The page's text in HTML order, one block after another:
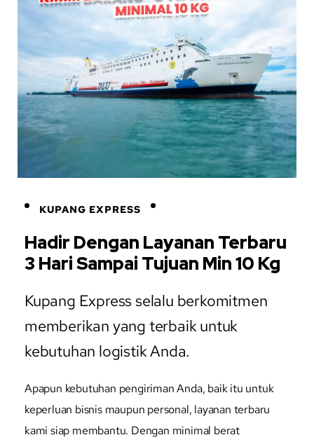
KUPANG EXPRESS
Hadir Dengan Layanan Terbaru
3 Hari Sampai Tujuan Min 10 Kg
Kupang Express selalu berkomitmen
memberikan yang terbaik untuk
kebutuhan logistik Anda.
Apapun kebutuhan pengiriman Anda, baik itu untuk
keperluan bisnis maupun personal, layanan terbaru
kami siap membantu. Dengan minimal berat